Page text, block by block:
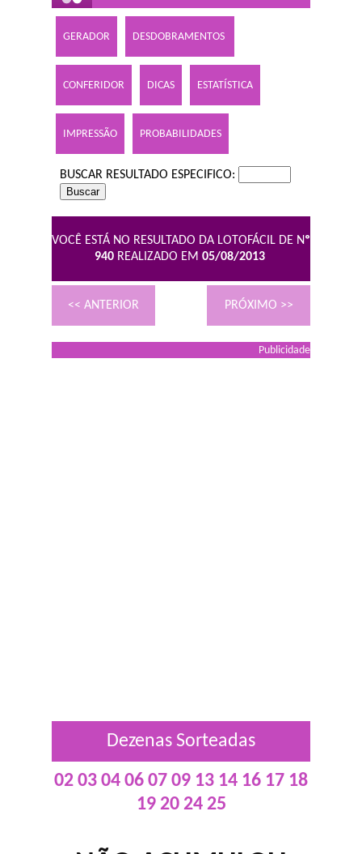
GERADOR DESDOBRAMENTOS
CONFERIDOR DICAS ESTATÍSTICA
IMPRESSÃO PROBABILIDADES
BUSCAR RESULTADO ESPECIFICO:
VOCÊ ESTÁ NO RESULTADO DA LOTOFÁCIL DE Nº
940 REALIZADO EM 05/08/2013
<< ANTERIOR PRÓXIMO >>
Publicidade
Dezenas Sorteadas
02 03 04 06 07 09 13 14 16 17 18
19 20 24 25